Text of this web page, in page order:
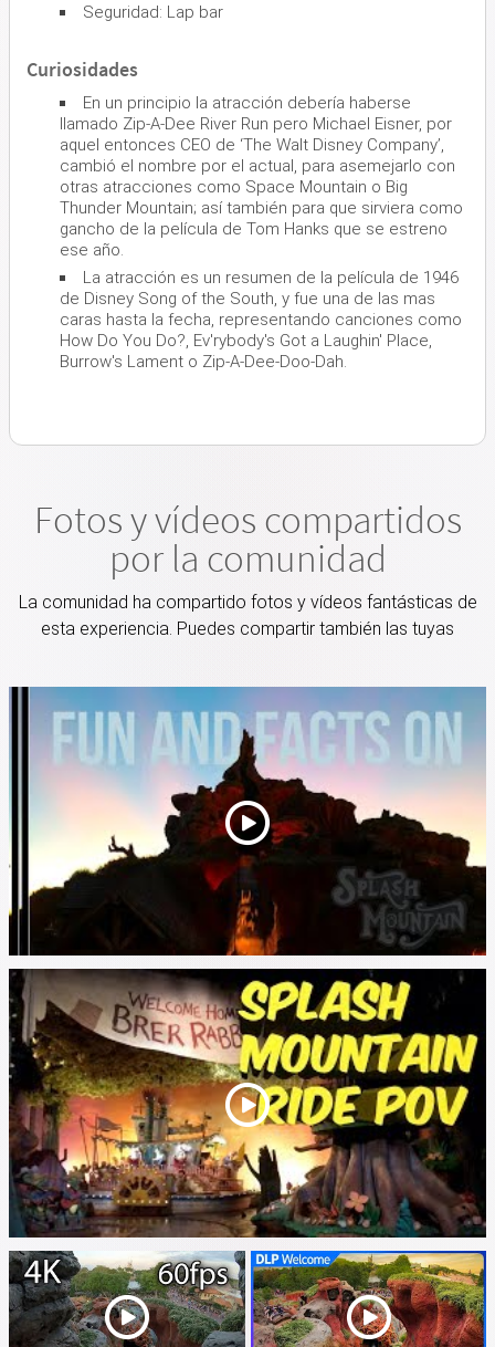
Seguridad: Lap bar
Curiosidades
En un principio la atracción debería haberse
llamado Zip-A-Dee River Run pero Michael Eisner, por
aquel entonces CEO de ‘The Walt Disney Company’,
cambió el nombre por el actual, para asemejarlo con
otras atracciones como Space Mountain o Big
Thunder Mountain; así también para que sirviera como
gancho de la película de Tom Hanks que se estreno
ese año.
La atracción es un resumen de la película de 1946
de Disney Song of the South, y fue una de las mas
caras hasta la fecha, representando canciones como
How Do You Do?, Ev'rybody's Got a Laughin' Place,
Burrow's Lament o Zip-A-Dee-Doo-Dah.
Fotos y vídeos compartidos
por la comunidad
La comunidad ha compartido fotos y vídeos fantásticas de
esta experiencia. Puedes compartir también las tuyas